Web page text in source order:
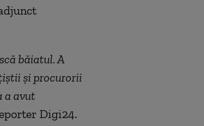
băiatul. A
şi procurorii
a avut
Digi24.